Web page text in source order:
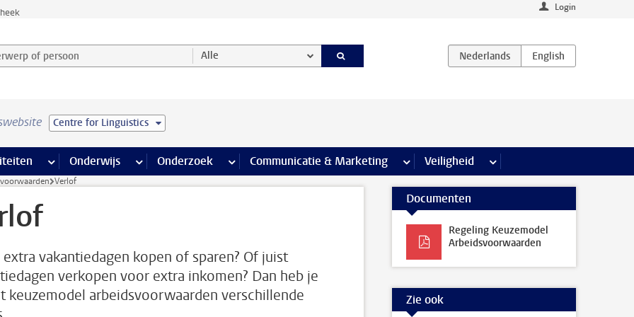
Login
of persoon en selecteer categorie Alle
Centre for Linguistics
meer Faciliteiten pagina’s
Onderwijs meer Onderwijs pagina’s
Onderzoek meer Onderzoek pagina’s
Communicatie & Marketing meer Communicatie & Marketing pagina’s
Veiligheid meer Veiligheid pagina’s
Verlof
vakantiedagen kopen of sparen? Of juist
verkopen voor extra inkomen? Dan heb je
keuzemodel arbeidsvoorwaarden verschillende
Documenten
Regeling Keuzemodel
Arbeidsvoorwaarden
Zie ook